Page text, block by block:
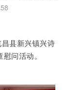
县新兴镇兴诗
问活动。